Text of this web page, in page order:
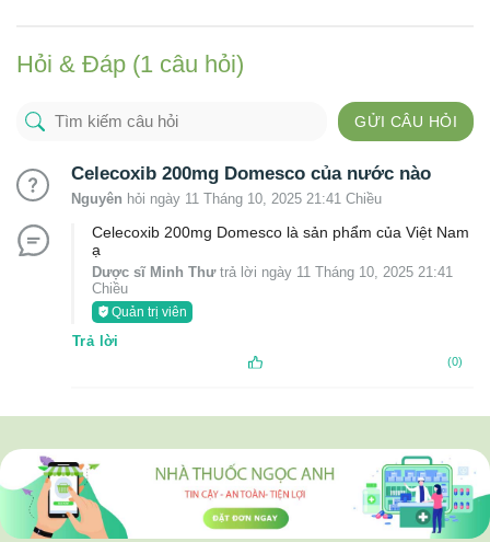
Hỏi & Đáp (1 câu hỏi)
GỬI CÂU HỎI
Celecoxib 200mg Domesco của nước nào
Nguyên hỏi ngày 11 Tháng 10, 2025 21:41 Chiều
Celecoxib 200mg Domesco là sản phẩm của Việt Nam
ạ
Dược sĩ Minh Thưtrả lời ngày 11 Tháng 10, 2025 21:41
Chiều
Quản trị viên
Trả lời
(0)